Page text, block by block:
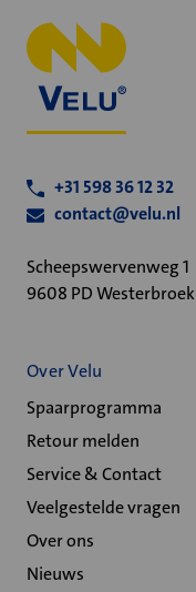
+31 598 36 12 32
contact@velu.nl
Scheepswervenweg 1
9608 PD Westerbroek
Over Velu
Spaarprogramma
Retour melden
Service & Contact
Veelgestelde vragen
Over ons
Nieuws